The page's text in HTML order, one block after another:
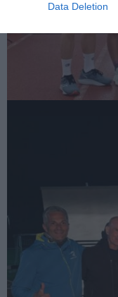
Data Deletion